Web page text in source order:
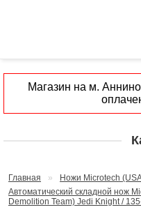
Магазин на м.
Главная » Ножи Microtech
Автоматический складной нож
Demolition Team) Jedi Knight /